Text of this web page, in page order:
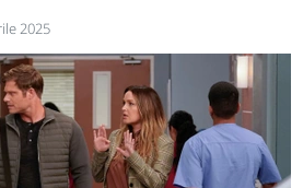
2025